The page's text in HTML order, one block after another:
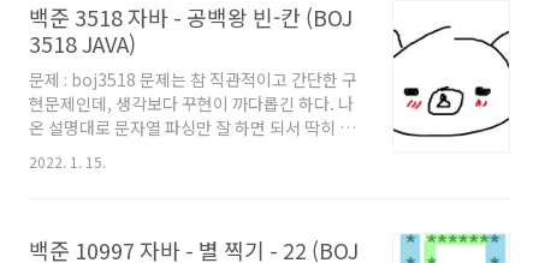
백준 3518 자바 - 공백왕 빈-칸 (BOJ
3518 JAVA)
문제 : boj3518 문제는 참 직관적이고 간단한 구
현문제인데, 생각보다 꾸현이 까다롭긴 하다. 나
온 설명대로 문자열 파싱만 잘 하면 되서 딱히 알
고리즘적으로 설명할 건 없다. 주의점은 좀 있다.
첫째로 다음과 같은 경우를 보자. abc def zzz
야 하므로 공백을 1칸으로 줄여야 한다. abc def
2022. 1. 15.
백준 10997 자바 - 별 찍기 - 22 (BOJ